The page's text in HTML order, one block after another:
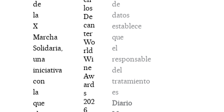
de
la
X
Marcha
Solidaria,
una
iniciativa
con
la
que
los
De
can
ter
Wo
rld
Wi
ne
Aw
ard
s
202
6
de
datos
establece
que
el
responsable
del
tratamiento
es
Diario